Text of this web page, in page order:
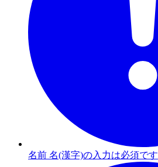
名前 名(漢字)の入力は必須です